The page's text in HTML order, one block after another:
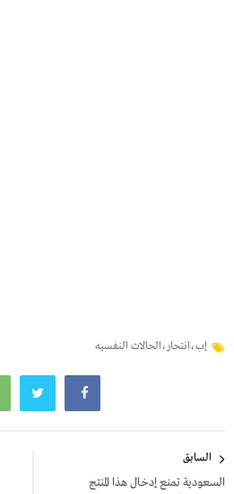
إب،انتحار،الحالات النفسيه
المقالات
السابق
السعودية تمنع إدخال هذا المنتج